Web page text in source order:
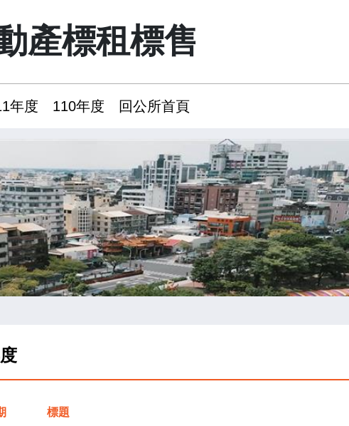
產標租標售
年度 110年度 回公所首頁
標題